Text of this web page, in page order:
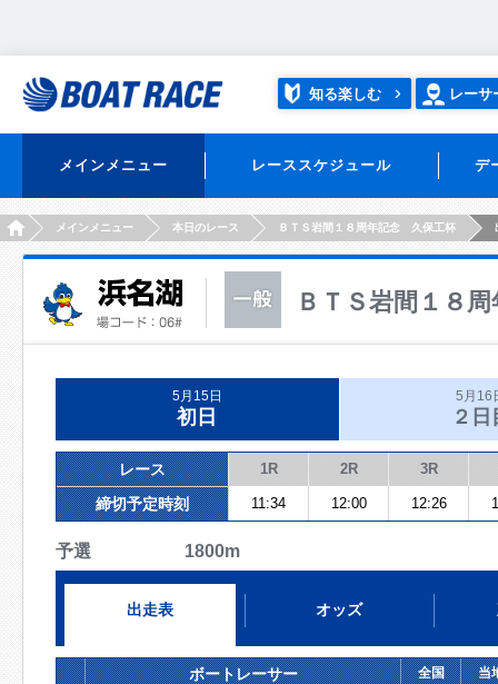
知る楽しむ レーサ
メインメニュー レーススケジュール デ
HOMEメインメニュー 本日のレース ＢＴＳ岩間１８周年記念 久保工杯
ＢＴＳ岩間１８
5月15日
初日
5月16
２日
レース 1R 2R 3R
締切予定時刻 11:34 12:00 12:26
予選 1800m
出走表 オッズ
ボートレーサー 全国 当